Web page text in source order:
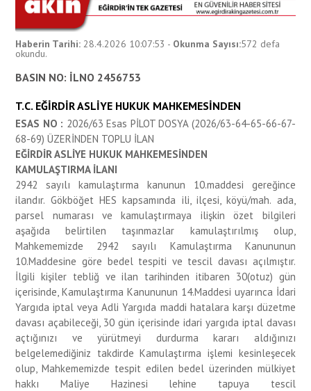
Haberin Tarihi: 28.4.2026 10:07:53 - Okunma Sayısı:572 defa
okundu.
BASIN NO: İLNO 2456753
T.C. EĞİRDİR ASLİYE HUKUK MAHKEMESİNDEN
ESAS NO : 2026/63 Esas PİLOT DOSYA (2026/63-64-65-66-67-
68-69) ÜZERİNDEN TOPLU İLAN
EĞİRDİR ASLİYE HUKUK MAHKEMESİNDEN
KAMULAŞTIRMA İLANI
2942 sayılı kamulaştırma kanunun 10.maddesi gereğince
ilandır. Gökböğet HES kapsamında ili, ilçesi, köyü/mah. ada,
parsel numarası ve kamulaştırmaya ilişkin özet bilgileri
aşağıda belirtilen taşınmazlar kamulaştırılmış olup,
Mahkememizde 2942 sayılı Kamulaştırma Kanununun
10.Maddesine göre bedel tespiti ve tescil davası açılmıştır.
İlgili kişiler tebliğ ve ilan tarihinden itibaren 30(otuz) gün
içerisinde, Kamulaştırma Kanununun 14.Maddesi uyarınca İdari
Yargıda iptal veya Adli Yargıda maddi hatalara karşı düzetme
davası açabileceği, 30 gün içerisinde idari yargıda iptal davası
açtığınızı ve yürütmeyi durdurma kararı aldığınızı
belgelemediğiniz takdirde Kamulaştırma işlemi kesinleşecek
olup, Mahkememizde tespit edilen bedel üzerinden mülkiyet
hakkı Maliye Hazinesi lehine tapuya tescil